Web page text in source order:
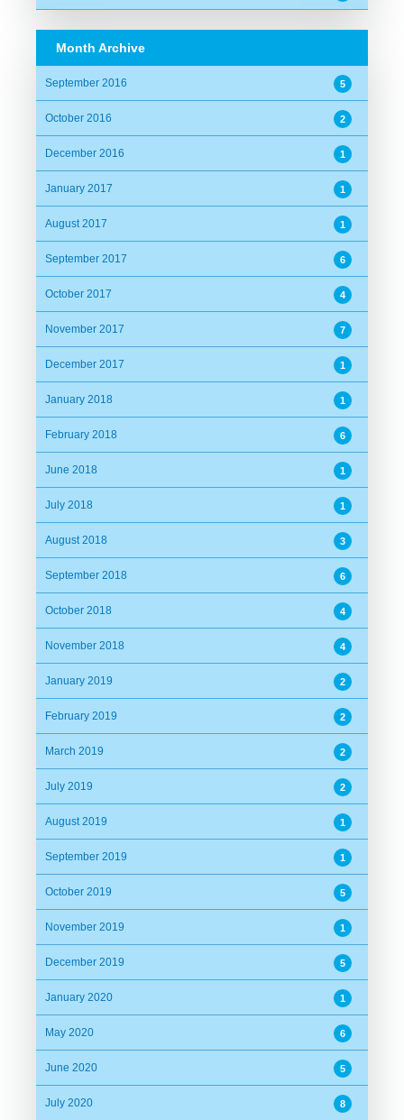
Month Archive
September 2016 5
October 2016 2
December 2016 1
January 2017 1
August 2017 1
September 2017 6
October 2017 4
November 2017 7
December 2017 1
January 2018 1
February 2018 6
June 2018 1
July 2018 1
August 2018 3
September 2018 6
October 2018 4
November 2018 4
January 2019 2
February 2019 2
March 2019 2
July 2019 2
August 2019 1
September 2019 1
October 2019 5
November 2019 1
December 2019 5
January 2020 1
May 2020 6
June 2020 5
July 2020 8